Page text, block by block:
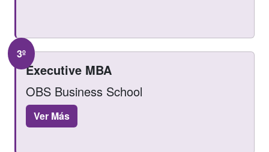
3º
Executive MBA
OBS Business School
Ver Más